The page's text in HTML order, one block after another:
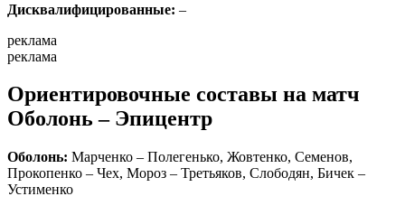
Дисквалифицированные: –
реклама
реклама
Ориентировочные составы на матч
Оболонь – Эпицентр
Оболонь: Марченко – Полегенько, Жовтенко, Семенов,
Прокопенко – Чех, Мороз – Третьяков, Слободян, Бичек –
Устименко